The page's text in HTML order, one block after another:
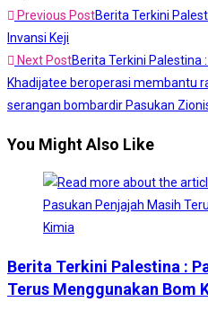
Previous PostBerita Terkini
Invansi Keji
Next PostBerita Terkini
Khadijatee beroperasi membantu
serangan bombardir Pasukan
You Might Also Like
Berita Terkini Palestina :
Terus Menggunakan Bom